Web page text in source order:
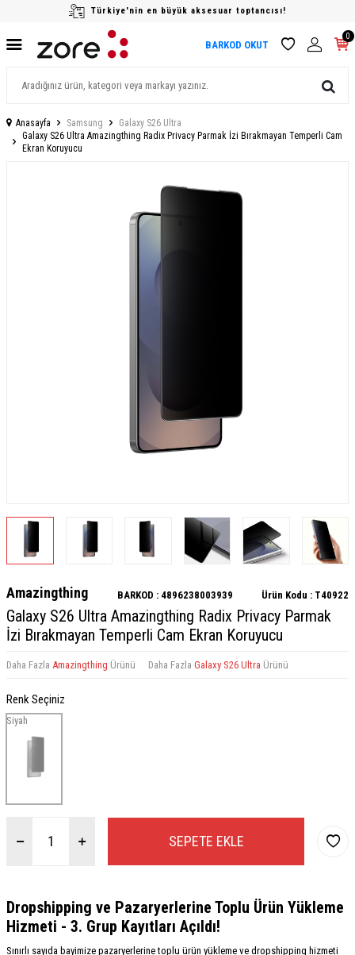
Türkiye'nin en büyük aksesuar toptancısı!
BARKOD OKUT
0
Anasayfa Samsung
Galaxy S26 Ultra
Galaxy S26 Ultra Amazingthing Radix Privacy Parmak İzi Bırakmayan Temperli Cam
Ekran Koruyucu
Amazingthing BARKOD : 4896238003939 Ürün Kodu : T40922
Galaxy S26 Ultra Amazingthing Radix Privacy Parmak
İzi Bırakmayan Temperli Cam Ekran Koruyucu
Daha Fazla Amazingthing Ürünü Daha Fazla Galaxy S26 Ultra Ürünü
Renk Seçiniz
Siyah
SEPETE EKLE
Dropshipping ve Pazaryerlerine Toplu Ürün Yükleme
Hizmeti - 3. Grup Kayıtları Açıldı!
Sınırlı sayıda bayimize pazaryerlerine toplu ürün yükleme ve dropshipping hizmeti